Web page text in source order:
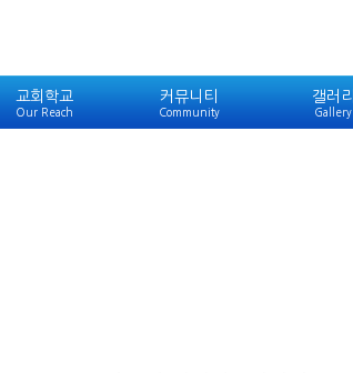
교회학교
Our Reach
커뮤니티
Community
갤러리
Gallery